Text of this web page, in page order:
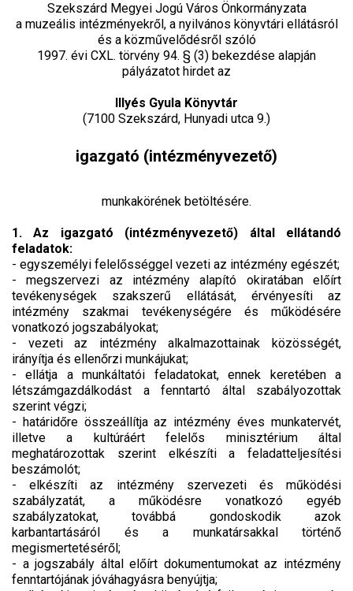
Szekszárd Megyei Jogú Város Önkormányzata
a muzeális intézményekről, a nyilvános könyvtári ellátásról
és a közművelődésről szóló
1997. évi CXL. törvény 94. § (3) bekezdése alapján
pályázatot hirdet az
Illyés Gyula Könyvtár
(7100 Szekszárd, Hunyadi utca 9.)
igazgató (intézményvezető)
munkakörének betöltésére.
1. Az igazgató (intézményvezető) által ellátandó
feladatok:
- egyszemélyi felelősséggel vezeti az intézmény egészét;
- megszervezi az intézmény alapító okiratában előírt
tevékenységek szakszerű ellátását, érvényesíti az
intézmény szakmai tevékenységére és működésére
vonatkozó jogszabályokat;
- vezeti az intézmény alkalmazottainak közösségét,
irányítja és ellenőrzi munkájukat;
- ellátja a munkáltatói feladatokat, ennek keretében a
létszámgazdálkodást a fenntartó által szabályozottak
szerint végzi;
- határidőre összeállítja az intézmény éves munkatervét,
illetve a kultúráért felelős minisztérium által
meghatározottak szerint elkészíti a feladatteljesítési
beszámolót;
- elkészíti az intézmény szervezeti és működési
szabályzatát, a működésre vonatkozó egyéb
szabályzatokat, továbbá gondoskodik azok
karbantartásáról és a munkatársakkal történő
megismertetéséről;
- a jogszabály által előírt dokumentumokat az intézmény
fenntartójának jóváhagyásra benyújtja;